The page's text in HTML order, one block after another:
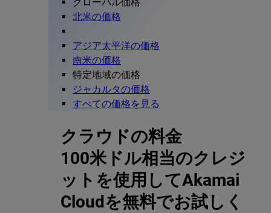
グローバル価格
北米の価格
アジア太平洋の価格
南米の価格
特定地域の価格
ジャカルタの価格
すべての価格を見る
クラウドの料金
100米ドル相当のクレジ
ットを使用してAkamai
Cloudを無料でお試しく